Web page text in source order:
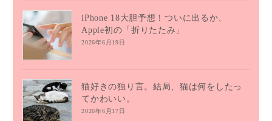
iPhone 18大胆予想！ついに出るか、
Apple初の「折りたたみ」
2026年6月19日
猫好きの独り言。結局、猫は何をしたっ
てかわいい。
2026年6月17日